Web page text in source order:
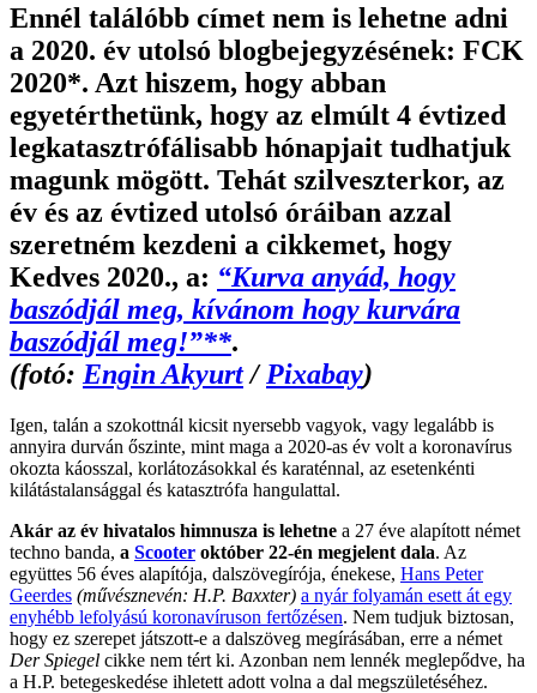
Ennél találóbb címet nem is lehetne adni
a 2020. év utolsó blogbejegyzésének: FCK
2020*. Azt hiszem, hogy abban
egyetérthetünk, hogy az elmúlt 4 évtized
legkatasztrófálisabb hónapjait tudhatjuk
magunk mögött. Tehát szilveszterkor, az
év és az évtized utolsó óráiban azzal
szeretném kezdeni a cikkemet, hogy
Kedves 2020., a: “Kurva anyád, hogy
baszódjál meg, kívánom hogy kurvára
baszódjál meg!”**.
(fotó: Engin Akyurt/ Pixabay)
Igen, talán a szokottnál kicsit nyersebb vagyok, vagy legalább is
annyira durván őszinte, mint maga a 2020-as év volt a koronavírus
okozta káosszal, korlátozásokkal és karaténnal, az esetenkénti
kilátástalansággal és katasztrófa hangulattal.
Akár az év hivatalos himnusza is lehetne a 27 éve alapított német
techno banda, a Scooter október 22-én megjelent dala. Az
együttes 56 éves alapítója, dalszövegírója, énekese, Hans Peter
Geerdes (művésznevén: H.P. Baxxter) a nyár folyamán esett át egy
enyhébb lefolyású koronavíruson fertőzésen. Nem tudjuk biztosan,
hogy ez szerepet játszott-e a dalszöveg megírásában, erre a német
Der Spiegel cikke nem tért ki. Azonban nem lennék meglepődve, ha
a H.P. betegeskedése ihletett adott volna a dal megszületéséhez.